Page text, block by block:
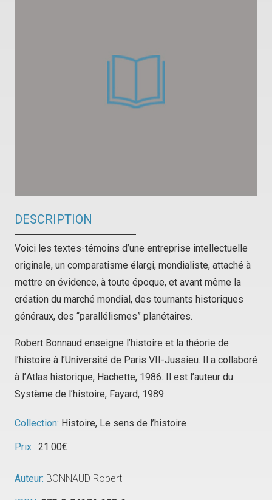
DESCRIPTION
Voici les textes-témoins d’une entreprise intellectuelle
originale, un comparatisme élargi, mondialiste, attaché à
mettre en évidence, à toute époque, et avant même la
création du marché mondial, des tournants historiques
généraux, des “parallélismes” planétaires.
Robert Bonnaud enseigne l’histoire et la théorie de
l’histoire à l’Université de Paris VII-Jussieu. Il a collaboré
à l’Atlas historique, Hachette, 1986. Il est l’auteur du
Système de l’histoire, Fayard, 1989.
Collection: Histoire, Le sens de l’histoire
Prix : 21.00€
Auteur: BONNAUD Robert